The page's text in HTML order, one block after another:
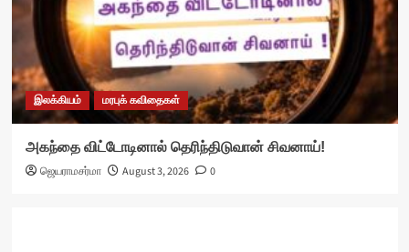
இலக்கியம் மரபுக் கவிதைகள்
அகந்தை விட்டோடினால் தெரிந்திடுவான் சிவனாய்!
ஜெயராமசர்மா
August 3, 2026 0